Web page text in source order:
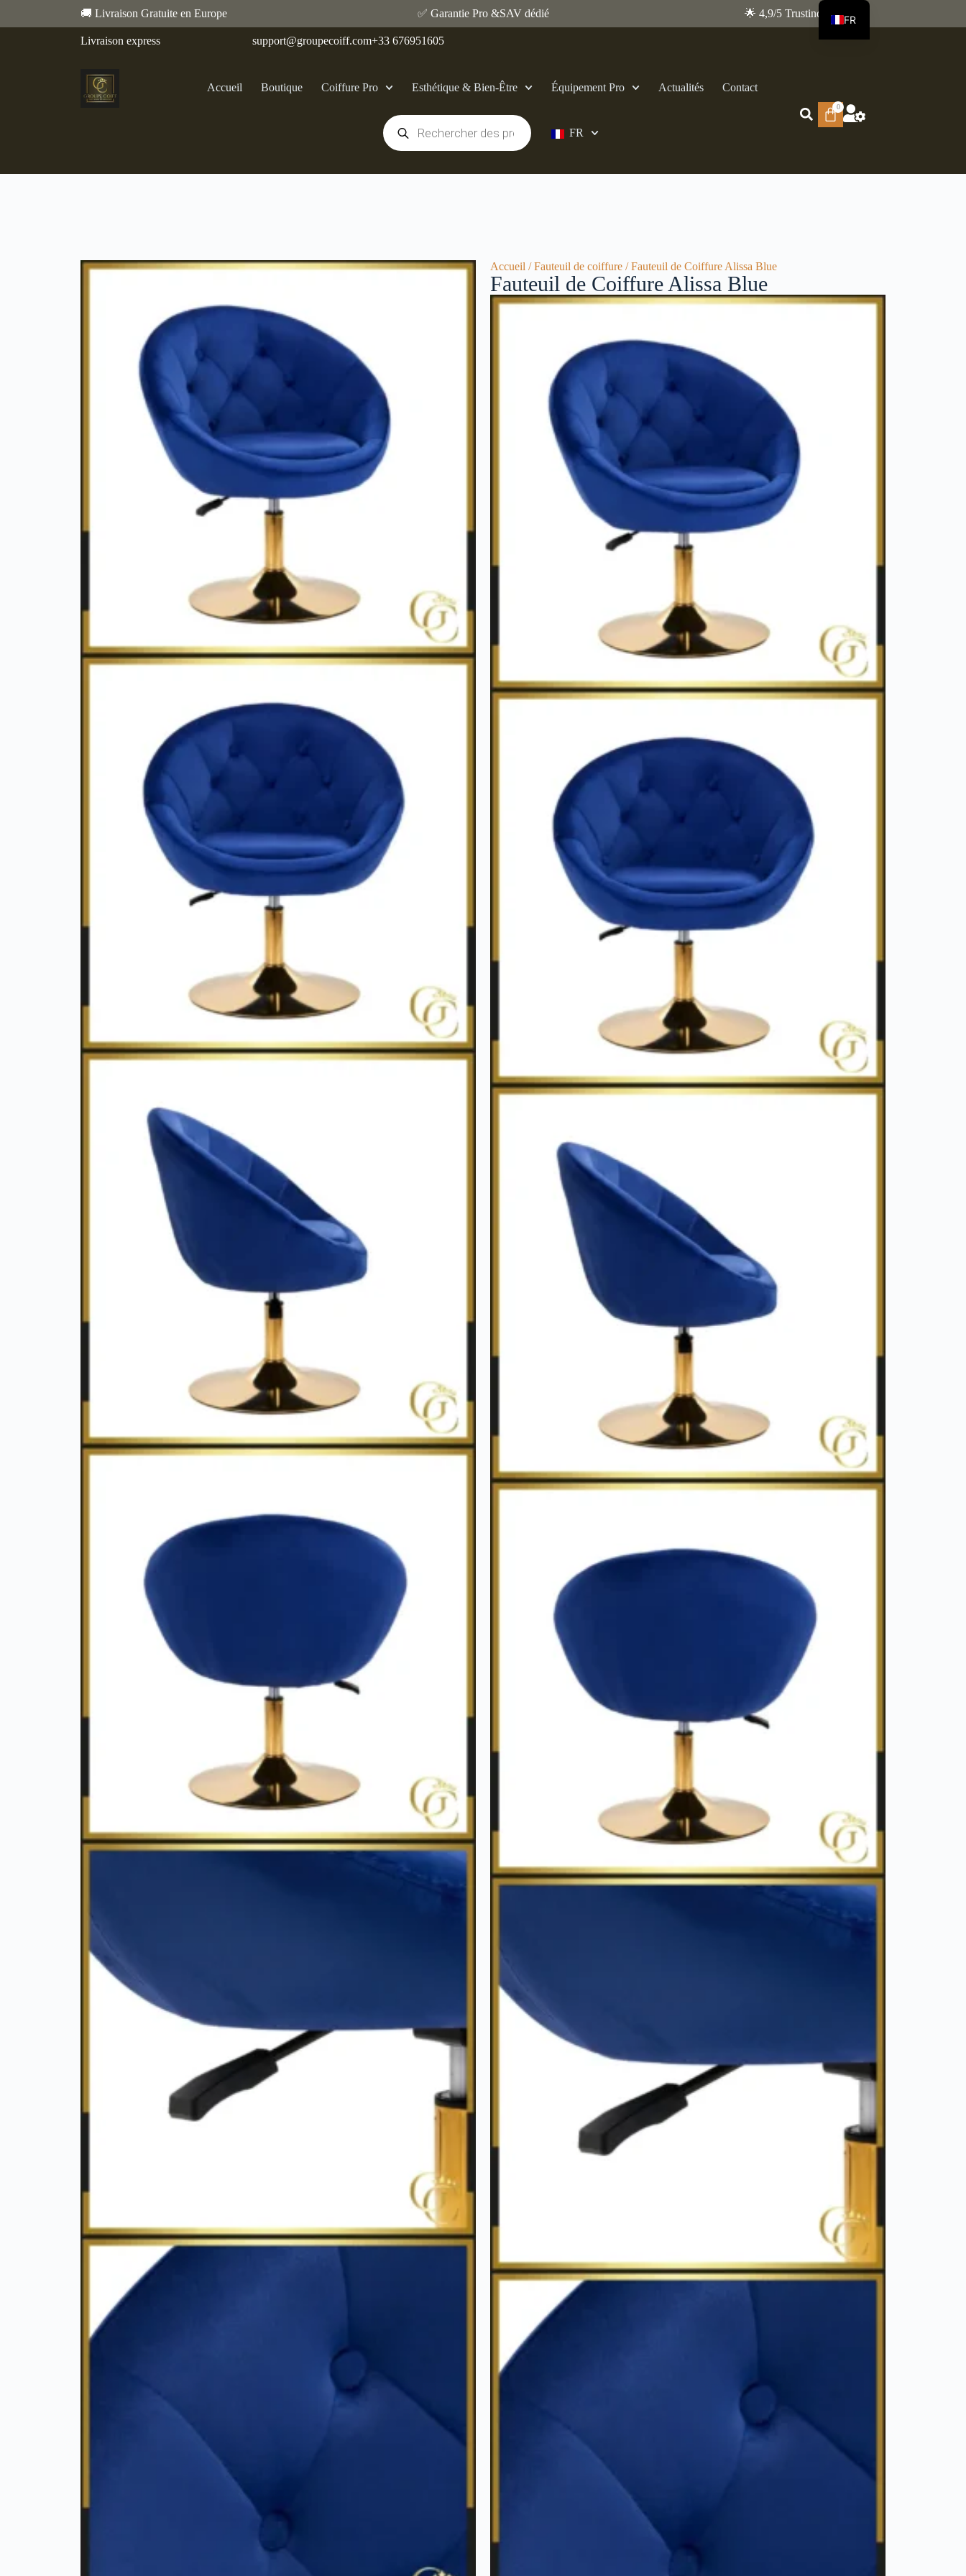
🚚 Livraison Gratuite en Europe ✅ Garantie Pro &SAV dédié 🌟 4,9/5 Trustindex
Livraison express support@groupecoiff.com+33 676951605
Accueil Boutique Coiffure Pro Esthétique & Bien‑Être Équipement Pro Actualités Contact
FR
0
Accueil /Fauteuil de coiffure / Fauteuil de Coiffure Alissa Blue
Fauteuil de Coiffure Alissa Blue
FR
EN